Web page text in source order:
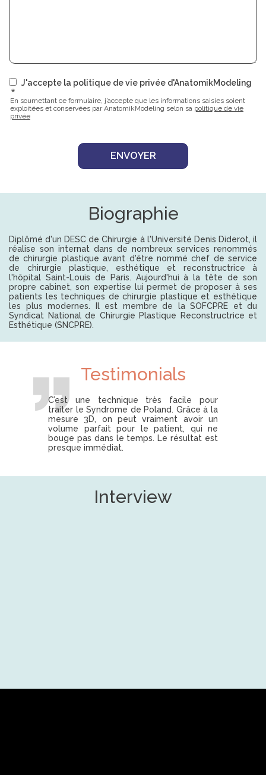
J'accepte la politique de vie privée d'AnatomikModeling
En soumettant ce formulaire, j’accepte que les informations saisies soient
exploitées et conservées par AnatomikModeling selon sa politique de vie
privée
Biographie
Diplômé d'un DESC de Chirurgie à l'Université Denis Diderot, il
réalise son internat dans de nombreux services renommés
de chirurgie plastique avant d'être nommé chef de service
de chirurgie plastique, esthétique et reconstructrice à
l'hôpital Saint-Louis de Paris. Aujourd'hui à la tête de son
propre cabinet, son expertise lui permet de proposer à ses
patients les techniques de chirurgie plastique et esthétique
les plus modernes. Il est membre de la SOFCPRE et du
Syndicat National de Chirurgie Plastique Reconstructrice et
Esthétique (SNCPRE).
Testimonials
C’est une technique très facile pour
traiter le Syndrome de Poland. Grâce à la
mesure 3D, on peut vraiment avoir un
volume parfait pour le patient, qui ne
bouge pas dans le temps. Le résultat est
presque immédiat.
Interview